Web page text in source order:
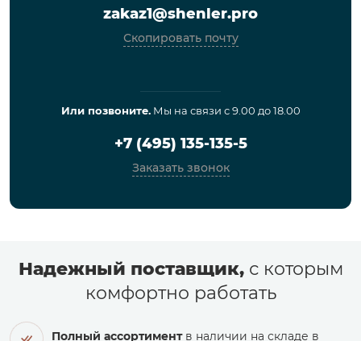
zakaz1@shenler.pro
Скопировать почту
Или позвоните.Мы на связи с 9.00 до 18.00
+7 (495) 135-135-5
Заказать звонок
Надежный поставщик,с которым
комфортно работать
Полный ассортиментв наличии на складе в